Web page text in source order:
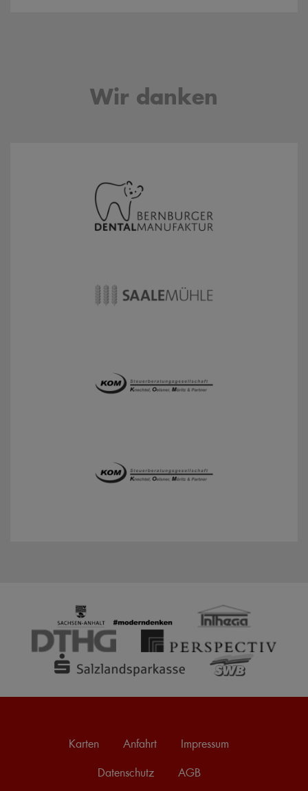
Wir danken
Karten Anfahrt Impressum
Datenschutz AGB